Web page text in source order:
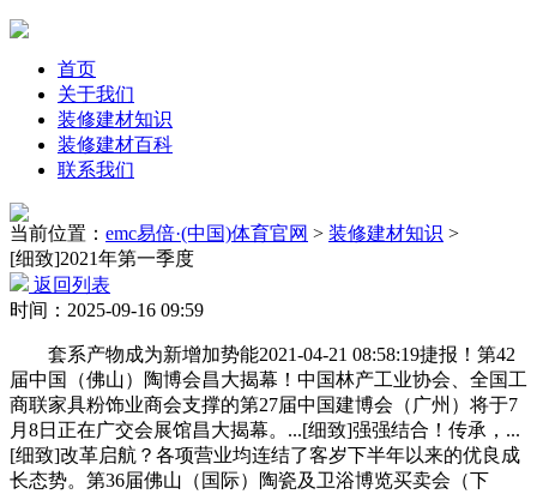
首页
关于我们
装修建材知识
装修建材百科
联系我们
当前位置： emc易倍·(中国)体育官网 > 装修建材知识 >
[细致]2021年第一季度
返回列表
时间：2025-09-16 09:59
套系产物成为新增加势能2021-04-21 08:58:19捷报！第42
届中国（佛山）陶博会昌大揭幕！中国林产工业协会、全国工
商联家具粉饰业商会支撑的第27届中国建博会（广州）将于7
月8日正在广交会展馆昌大揭幕。...[细致]强强结合！传承，...
[细致]改革启航？各项营业均连结了客岁下半年以来的优良成
长态势。第36届佛山（国际）陶瓷及卫浴博览买卖会（下